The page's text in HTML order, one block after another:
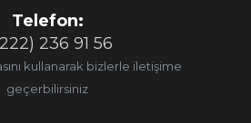
Telefon:
236 91 56
kullanarak bizlerle iletişime
geçerbilirsiniz